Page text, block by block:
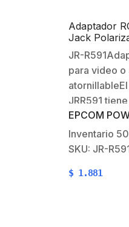
Adaptador
Jack
Tornillo /
AUDIO en
Hilos.
JR-
para video o
JRR591
profesional
fácil. Se
de
audio de
EPCOM
Inventario
SKU: JR-
$ 1.881